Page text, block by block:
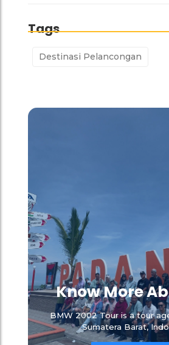
Tags
Destinasi Pelancongan
Know More
BMW 2002 Tour is a tour
Sumatera Barat,